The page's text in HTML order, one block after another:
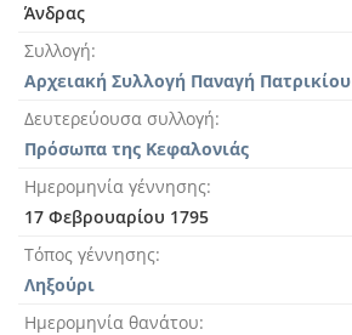
Άνδρας
Συλλογή
Αρχειακή Συλλογή Παναγή Πατρικίου
Δευτερεύουσα συλλογή
Πρόσωπα της Κεφαλονιάς
Ημερομηνία γέννησης
17 Φεβρουαρίου 1795
Τόπος γέννησης
Ληξούρι
Ημερομηνία θανάτου